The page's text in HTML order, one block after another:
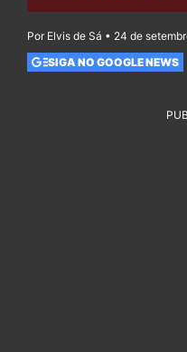
Por Elvis de Sá • 24 de
SIGA NO GOOGLE NEWS